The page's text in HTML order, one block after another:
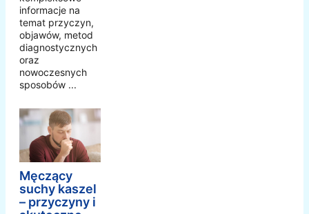
informacje na
temat przyczyn,
objawów, metod
diagnostycznych
oraz
nowoczesnych
sposobów ...
Męczący
suchy kaszel
– przyczyny i